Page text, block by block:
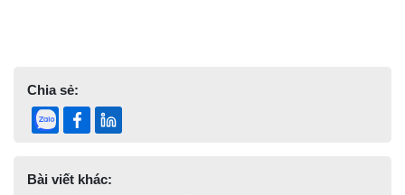
Chia sẻ:
Bài viết khác: